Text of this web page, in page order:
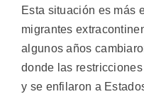
Esta situación es más
migrantes
algunos años
donde las
y se enfilaron a